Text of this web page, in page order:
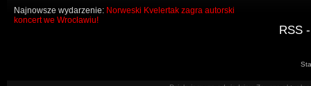
Najnowsze wydarzenie: Norweski Kvelertak zagra autorski
koncert we Wrocławiu!
RSS